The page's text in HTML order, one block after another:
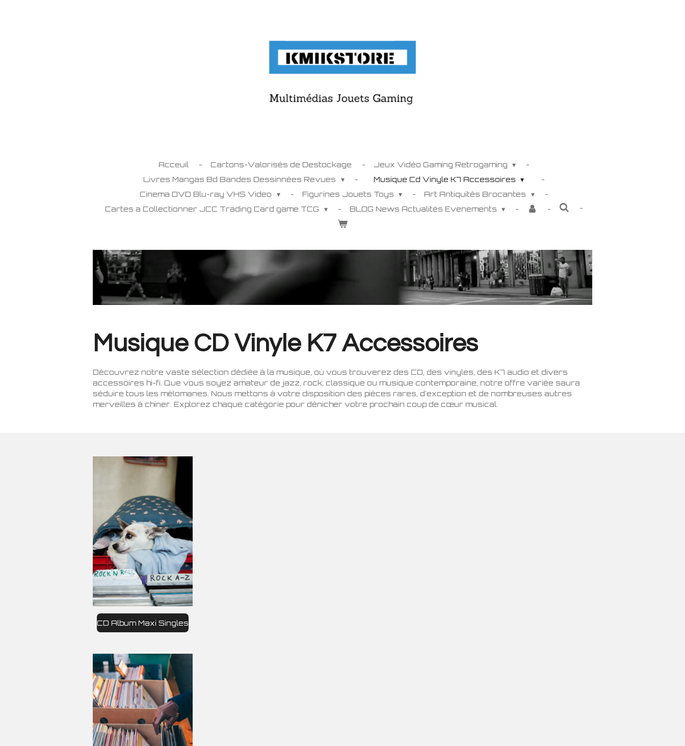
Acceuil Cartons-Valorisés de Destockage
Jeux Vidéo Gaming Retrogaming
Livres Mangas Bd Bandes Dessinnées Revues
Musique Cd Vinyle K7 Accessoires
Cinema DVD Blu-ray VHS Video
Figurines Jouets Toys
Art Antiquités Brocantes
Cartes a Collectionner JCC Trading Card game TCG
BLOG News Actualités Evenements
Musique CD Vinyle K7 Accessoires
Découvrez notre vaste sélection dédiée à la musique, où vous trouverez des CD, des vinyles, des K7 audio et divers
accessoires hi-fi. Que vous soyez amateur de jazz, rock, classique ou musique contemporaine, notre offre variée saura
séduire tous les mélomanes. Nous mettons à votre disposition des pièces rares, d'exception et de nombreuses autres
merveilles à chiner. Explorez chaque catégorie pour dénicher votre prochain coup de cœur musical.
CD Album Maxi Singles